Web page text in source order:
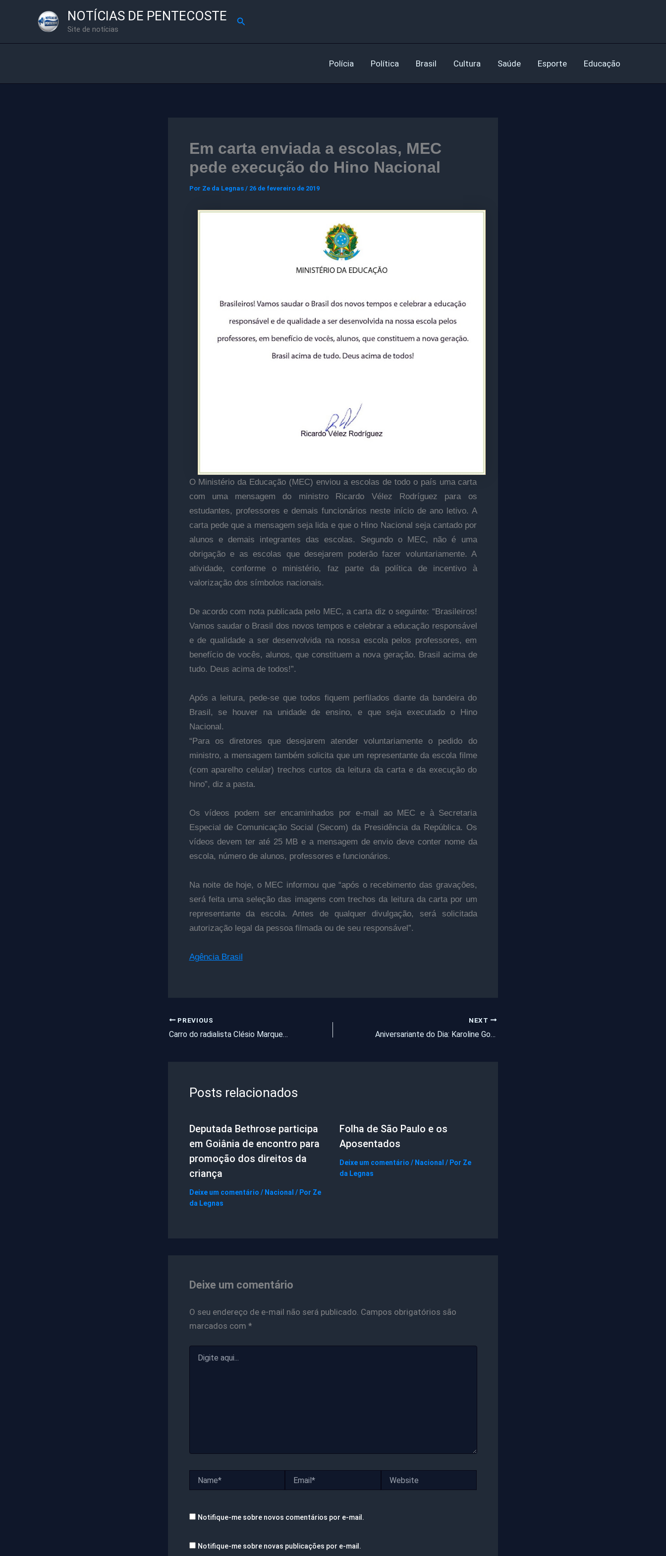
NOTÍCIAS DE PENTECOSTE
Site de notícias
Pesquisar
Polícia Política Brasil Cultura Saúde Esporte Educação
Em carta enviada a escolas, MEC
pede execução do Hino Nacional
Por Ze da Legnas / 26 de fevereiro de 2019
O Ministério da Educação (MEC) enviou a escolas de todo o país uma carta
com uma mensagem do ministro Ricardo Vélez Rodríguez para os
estudantes, professores e demais funcionários neste início de ano letivo. A
carta pede que a mensagem seja lida e que o Hino Nacional seja cantado por
alunos e demais integrantes das escolas. Segundo o MEC, não é uma
obrigação e as escolas que desejarem poderão fazer voluntariamente. A
atividade, conforme o ministério, faz parte da política de incentivo à
valorização dos símbolos nacionais.
De acordo com nota publicada pelo MEC, a carta diz o seguinte: “Brasileiros!
Vamos saudar o Brasil dos novos tempos e celebrar a educação responsável
e de qualidade a ser desenvolvida na nossa escola pelos professores, em
benefício de vocês, alunos, que constituem a nova geração. Brasil acima de
tudo. Deus acima de todos!”.
Após a leitura, pede-se que todos fiquem perfilados diante da bandeira do
Brasil, se houver na unidade de ensino, e que seja executado o Hino
Nacional.
“Para os diretores que desejarem atender voluntariamente o pedido do
ministro, a mensagem também solicita que um representante da escola filme
(com aparelho celular) trechos curtos da leitura da carta e da execução do
hino”, diz a pasta.
Os vídeos podem ser encaminhados por e-mail ao MEC e à Secretaria
Especial de Comunicação Social (Secom) da Presidência da República. Os
vídeos devem ter até 25 MB e a mensagem de envio deve conter nome da
escola, número de alunos, professores e funcionários.
Na noite de hoje, o MEC informou que “após o recebimento das gravações,
será feita uma seleção das imagens com trechos da leitura da carta por um
representante da escola. Antes de qualquer divulgação, será solicitada
autorização legal da pessoa filmada ou de seu responsável”.
Agência Brasil
PREVIOUS
Carro do radialista Clésio Marques, de Itapajé, é alvo de ação criminosa e sofre explosão
NEXT
Aniversariante do Dia: Karoline Gomes
Posts relacionados
Deputada Bethrose participa
em Goiânia de encontro para
promoção dos direitos da
criança
Deixe um comentário / Nacional / Por Ze
da Legnas
Folha de São Paulo e os
Aposentados
Deixe um comentário / Nacional / Por Ze
da Legnas
Deixe um comentário
O seu endereço de e-mail não será publicado. Campos obrigatórios são
marcados com *
aqui...
Notifique-me sobre novos comentários por e-mail.
Notifique-me sobre novas publicações por e-mail.